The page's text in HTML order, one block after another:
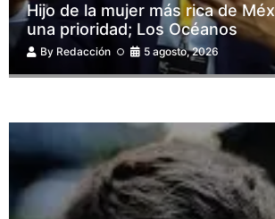
Hijo de la mujer más rica de
una prioridad; Los Océanos
By Redacción 5 agosto, 2026